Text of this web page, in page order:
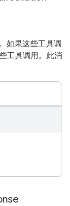
如果这些工具调
工具调用。此消